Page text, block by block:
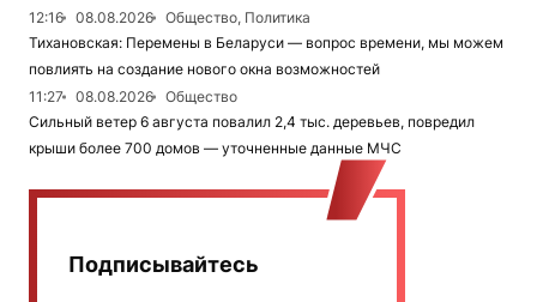
12:16
08.08.2026
Общество, Политика
Тихановская: Перемены в Беларуси — вопрос времени, мы можем
повлиять на создание нового окна возможностей
11:27
08.08.2026
Общество
Сильный ветер 6 августа повалил 2,4 тыс. деревьев, повредил
крыши более 700 домов — уточненные данные МЧС
Подписывайтесь